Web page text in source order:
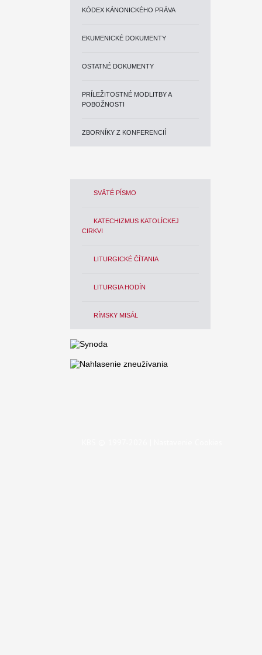
KÓDEX KÁNONICKÉHO PRÁVA
EKUMENICKÉ DOKUMENTY
OSTATNÉ DOKUMENTY
PRÍLEŽITOSTNÉ MODLITBY A
POBOŽNOSTI
ZBORNÍKY Z KONFERENCIÍ
SVÄTÉ PÍSMO
KATECHIZMUS KATOLÍCKEJ
CIRKVI
LITURGICKÉ ČÍTANIA
LITURGIA HODÍN
RÍMSKY MISÁL